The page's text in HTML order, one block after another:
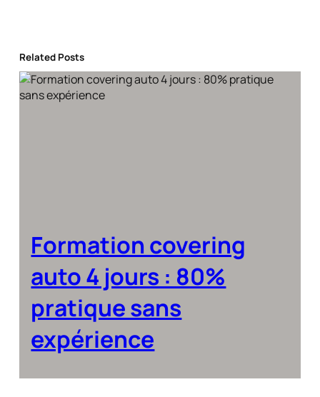
Related Posts
Formation covering
auto 4 jours : 80%
pratique sans
expérience